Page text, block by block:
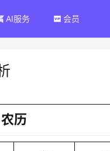
AI服务 会员
农历